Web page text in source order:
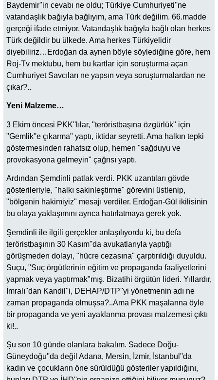
Baydemir''in cevabı ne oldu; Türkiye Cumhuriyeti''ne
vatandaşlık bağıyla bağlıyım, ama Türk değilim. 66.madde
gerçeği ifade etmiyor. Vatandaşlık bağıyla bağlı olan herkes
Türk değildir bu ülkede. Ama herkes Türkiyelidir
diyebiliriz…Erdoğan da aynen böyle söylediğine göre, hem
Roj-Tv mektubu, hem bu kartlar için soruşturma açan
Cumhuriyet Savcıları ne yapsın veya soruşturmalardan ne
çıkar?..
Yeni Malzeme…
3 Ekim öncesi PKK''lılar, "teröristbaşına özgürlük" için
"Gemlik''e çıkarma" yaptı, iktidar seyretti. Ama halkın tepki
göstermesinden rahatsız olup, hemen "sağduyu ve
provokasyona gelmeyin" çağrısı yaptı.
Ardından Şemdinli patlak verdi. PKK uzantıları gövde
gösterileriyle, "halkı sakinleştirme" görevini üstlenip,
"bölgenin hakimiyiz" mesajı verdiler. Erdoğan-Gül ikilisinin
bu olaya yaklaşımını ayrıca hatırlatmaya gerek yok.
Şemdinli ile ilgili gerçekler anlaşılıyordu ki, bu defa
teröristbaşının 30 Kasım''da avukatlarıyla yaptığı
görüşmeden dolayı, "hücre cezasına" çarptırıldığı duyuldu.
Suçu, "Suç örgütlerinin eğitim ve propaganda faaliyetlerini
yapmak veya yaptırmak"mış. Bizatihi örgütün lideri. Yıllardır,
İmralı''dan Kandil''i, DEHAP/DTP''yi yönetmenin adı ne
zaman propaganda olmuşsa?..Ama PKK maşalarına öyle
bir propaganda ve yeni ayaklanma provası malzemesi çıktı
ki!..
Şu son 10 günde olanlara bakalım. Sadece Doğu-
Güneydoğu''da değil Adana, Mersin, İzmir, İstanbul''da
kadın ve çocukların öne sürüldüğü gösteriler yapıldığını,